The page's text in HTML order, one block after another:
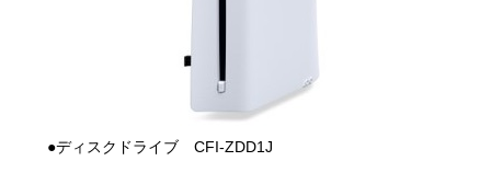
●ディスクドライブ CFI-ZDD1J